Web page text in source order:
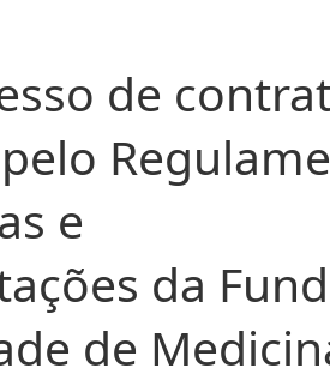
de
e
da
de